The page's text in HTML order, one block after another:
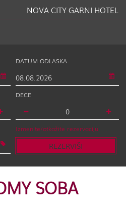
NOVA CITY GARNI HOTEL
DATUM ODLASKA
DECE
Izmenite/otkažite rezervaciju
REZERVIŠI
SOBA